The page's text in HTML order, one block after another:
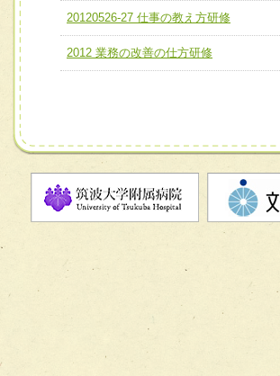
ユニット３ 多職種連携力
他職種の視点とスキルを学び、相
チーム05【せん妄対策チーム】
チーム08【地域関係機関と連携し
チーム09【術前から始める周術期
チーム11【摂食・嚥下サポートチー
チーム12【こどもの食育支援チーム
20120526-27 仕事の教え方研修
2012 業務の改善の仕方研修